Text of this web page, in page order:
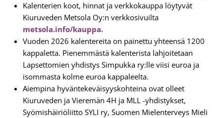
Kalenterien koot, hinnat ja verkkokauppa löytyvät
Kiuruveden Metsola Oy:n verkkosivuilta
metsola.info/kauppa.
Vuoden 2026 kalentereita on painettu yhteensä 1200
kappaletta. Pienemmästä kalenterista lahjoitetaan
Lapsettomien yhdistys Simpukka ry:lle viisi euroa ja
isommasta kolme euroa kappaleelta.
Aiempina hyväntekeväisyyskohteina ovat olleet
Kiuruveden ja Vieremän 4H ja MLL -yhdistykset,
Syömishäiriöliitto SYLI ry, Suomen Mielenterveys Mieli